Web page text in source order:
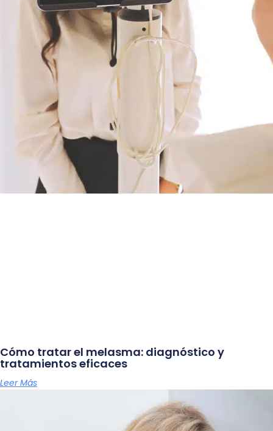
Cómo tratar el melasma: diagnóstico y
tratamientos eficaces
Leer Más